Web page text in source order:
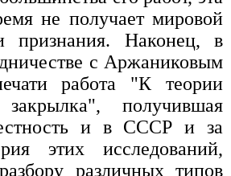
не получает мировой
признания. Наконец, в
с Аржаниковым
работа "К теории
получившая
и в СССР и за
этих исследований,
различных типов